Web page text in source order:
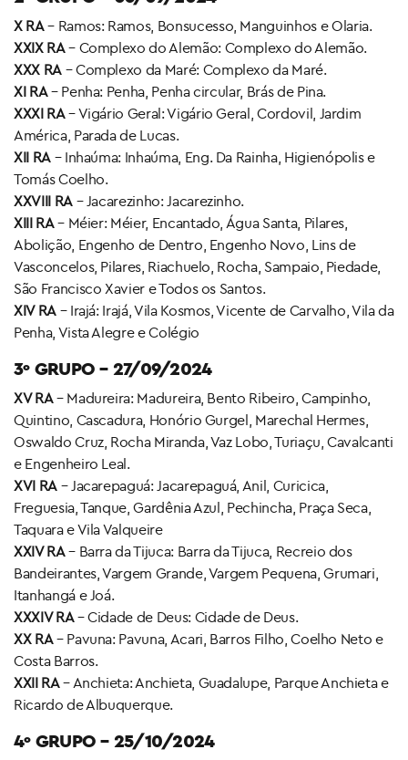
X RA– Ramos: Ramos, Bonsucesso, Manguinhos e Olaria.
XXIX RA– Complexo do Alemão: Complexo do Alemão.
XXX RA– Complexo da Maré: Complexo da Maré.
XI RA– Penha: Penha, Penha circular, Brás de Pina.
XXXI RA– Vigário Geral: Vigário Geral, Cordovil, Jardim
América, Parada de Lucas.
XII RA– Inhaúma: Inhaúma, Eng. Da Rainha, Higienópolis e
Tomás Coelho.
XXVIII RA– Jacarezinho: Jacarezinho.
XIII RA– Méier: Méier, Encantado, Água Santa, Pilares,
Abolição, Engenho de Dentro, Engenho Novo, Lins de
Vasconcelos, Pilares, Riachuelo, Rocha, Sampaio, Piedade,
São Francisco Xavier e Todos os Santos.
XIV RA– Irajá: Irajá, Vila Kosmos, Vicente de Carvalho, Vila da
Penha, Vista Alegre e Colégio
3º GRUPO – 27/09/2024
XV RA– Madureira: Madureira, Bento Ribeiro, Campinho,
Quintino, Cascadura, Honório Gurgel, Marechal Hermes,
Oswaldo Cruz, Rocha Miranda, Vaz Lobo, Turiaçu, Cavalcanti
e Engenheiro Leal.
XVI RA– Jacarepaguá: Jacarepaguá, Anil, Curicica,
Freguesia, Tanque, Gardênia Azul, Pechincha, Praça Seca,
Taquara e Vila Valqueire
XXIV RA– Barra da Tijuca: Barra da Tijuca, Recreio dos
Bandeirantes, Vargem Grande, Vargem Pequena, Grumari,
Itanhangá e Joá.
XXXIV RA– Cidade de Deus: Cidade de Deus.
XX RA– Pavuna: Pavuna, Acari, Barros Filho, Coelho Neto e
Costa Barros.
XXII RA– Anchieta: Anchieta, Guadalupe, Parque Anchieta e
Ricardo de Albuquerque.
4º GRUPO – 25/10/2024